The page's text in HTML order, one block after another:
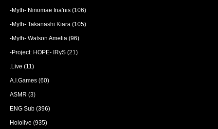
-Myth- Ninomae Ina'nis (106)
-Myth- Takanashi Kiara (105)
-Myth- Watson Amelia (96)
-Project: HOPE- IRyS (21)
.Live (11)
A.I.Games (60)
ASMR (3)
ENG Sub (396)
Hololive (935)